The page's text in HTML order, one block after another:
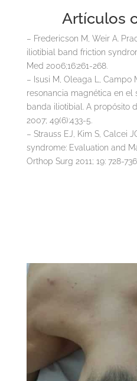
Artículos
– Fredericson M, Weir A.
iliotibial band friction
Med 2006;16:261-268.
– Isusi M, Oleaga L, Campo
resonancia magnética en
banda iliotibial. A propósito
2007; 49(6):433-5.
– Strauss EJ, Kim S, Calcei
syndrome: Evaluation and
Orthop Surg 2011; 19: 728-